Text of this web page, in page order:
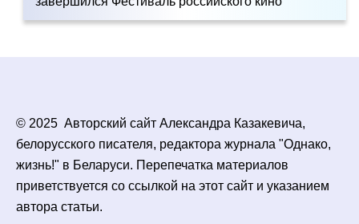
© 2025 Авторский сайт Александра Казакевича,
белорусского писателя, редактора журнала "Однако,
жизнь!" в Беларуси. Перепечатка материалов
приветствуется со ссылкой на этот сайт и указанием
автора статьи.